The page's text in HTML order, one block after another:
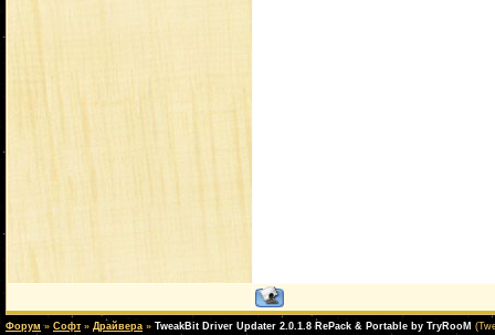
Форум » Софт » Драйвера » TweakBit Driver Updater 2.0.1.8 RePack & Portable by TryRooM